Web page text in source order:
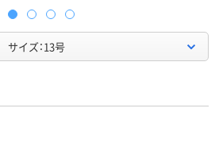
サイズ：13号